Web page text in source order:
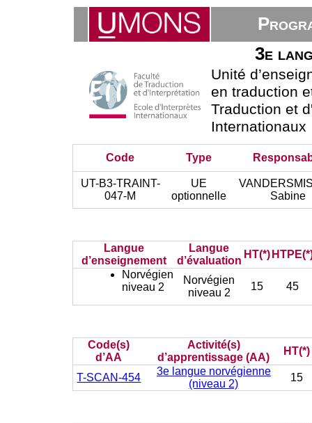
3e
Unité
en traduction
Traduction et
Internationaux
Code Type
UT-B3-TRAINT-
047-M
UE
optionnelle
Sabine
Langue
d’enseignement
Langue
d’évaluation
HT(*)
Norvégien
niveau 2
Norvégien
niveau 2
15 45
Code(s)
d’AA
Activité(s)
d’apprentissage (AA)
HT(*)
T-SCAN-454
3e langue norvégienne
(niveau 2)
15